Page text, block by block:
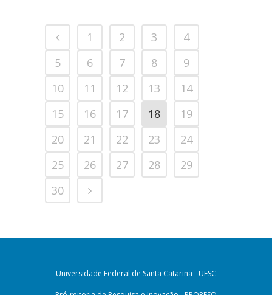
1 2 3
4
5
6 7 8
9
10
11 12 13
14
15
16 17 18
19
20
21 22 23
24
25
26 27 28
29
30
Universidade Federal de Santa Catarina - UFSC